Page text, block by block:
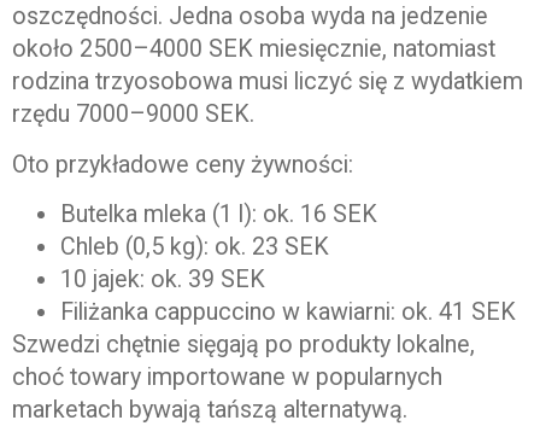
oszczędności. Jedna osoba wyda na jedzenie
około 2500–4000 SEK miesięcznie, natomiast
rodzina trzyosobowa musi liczyć się z wydatkiem
rzędu 7000–9000 SEK.
Oto przykładowe ceny żywności:
Butelka mleka (1 l): ok. 16 SEK
Chleb (0,5 kg): ok. 23 SEK
10 jajek: ok. 39 SEK
Filiżanka cappuccino w kawiarni: ok. 41 SEK
Szwedzi chętnie sięgają po produkty lokalne,
choć towary importowane w popularnych
marketach bywają tańszą alternatywą.